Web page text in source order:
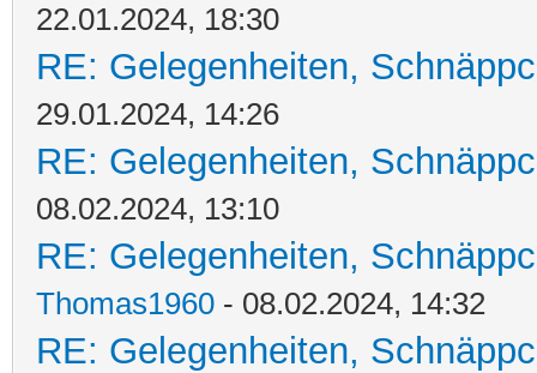
22.01.2024, 18:30
RE: Gelegenheiten,
29.01.2024, 14:26
RE: Gelegenheiten,
08.02.2024, 13:10
RE: Gelegenheiten,
Thomas1960 - 08.02.2024, 14:32
RE: Gelegenheiten,